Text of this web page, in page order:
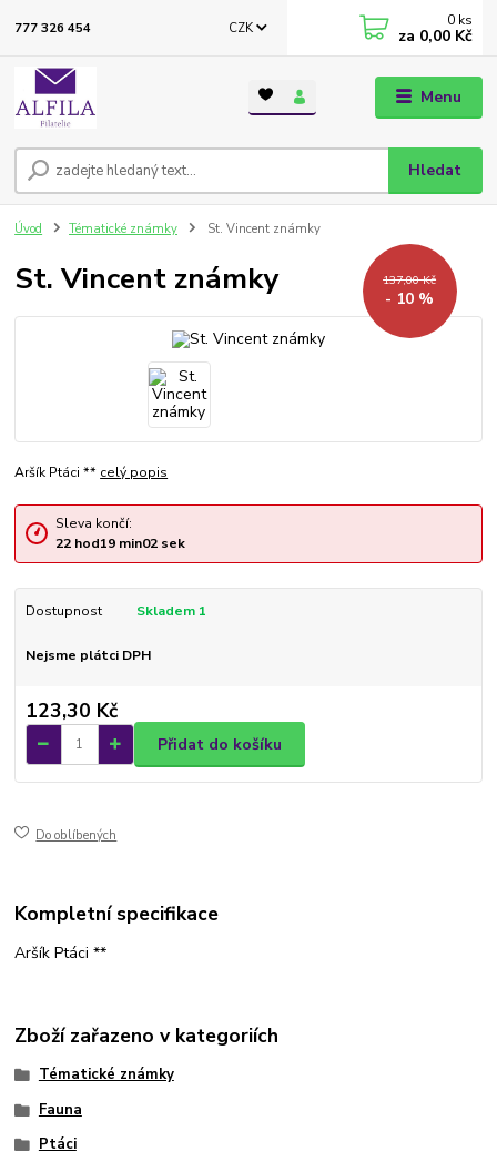
Menu
CZK
Hledat
777 326 454 0 ks
za 0,00 Kč
Úvod Tématické známky St. Vincent známky
St. Vincent známky 137,00 Kč
- 10 %
Aršík Ptáci ** celý popis
Sleva končí:
22hod19min02sek
Dostupnost Skladem 1
Nejsme plátci DPH
123,30 Kč
Přidat do košíku
Do oblíbených
Kompletní specifikace
Aršík Ptáci **
Zboží zařazeno v kategoriích
Tématické známky
Fauna
Ptáci